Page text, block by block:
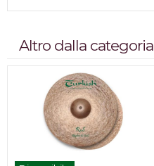
Altro dalla categoria